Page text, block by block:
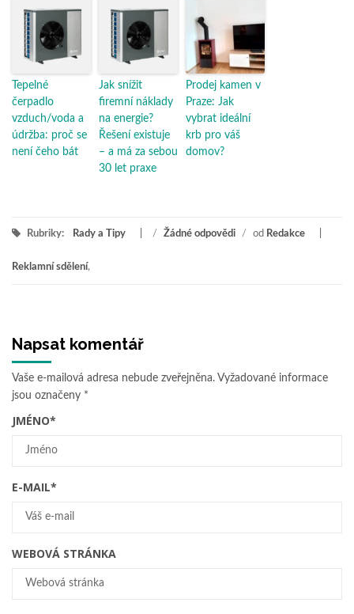
Tepelné
čerpadlo
vzduch/voda a
údržba: proč se
není čeho bát
Jak snížit
firemní náklady
na energie?
Řešení existuje
– a má za sebou
30 let praxe
Prodej kamen v
Praze: Jak
vybrat ideální
krb pro váš
domov?
Rubriky: Rady a Tipy / Žádné odpovědi / od Redakce
Reklamní sdělení,
Napsat komentář
Vaše e-mailová adresa nebude zveřejněna. Vyžadované informace
jsou označeny *
JMÉNO*
E-MAIL*
WEBOVÁ STRÁNKA